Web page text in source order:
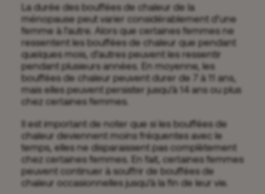
La durée des bouffées de chaleur de la
ménopause peut varier considérablement d’une
femme à l’autre. Alors que certaines femmes ne
ressentent les bouffées de chaleur que pendant
quelques mois, d’autres peuvent les ressentir
pendant plusieurs années. En moyenne, les
bouffées de chaleur peuvent durer de 7 à 11 ans,
mais elles peuvent persister jusqu’à 14 ans ou plus
chez certaines femmes.
Il est important de noter que si les bouffées de
chaleur deviennent moins fréquentes avec le
temps, elles ne disparaissent pas complètement
chez certaines femmes. En fait, certaines femmes
peuvent continuer à souffrir de bouffées de
chaleur occasionnelles jusqu’à la fin de leur vie.